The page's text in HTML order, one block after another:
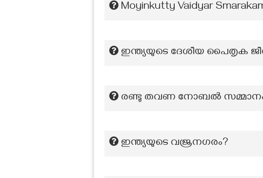
Moyinkutty Vaidyar
ഇന്ത്യയുടെ ദേശീയ പൈതൃക
രണ്ടു തവണ നോബൽ സമ്മാനം
ഇന്ത്യയുടെ വജ്രനഗരം?